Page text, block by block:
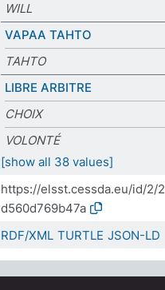
WILL
VAPAA TAHTO
TAHTO
LIBRE ARBITRE
CHOIX
VOLONTÉ
[show all 38 values]
https://elsst.cessda.eu/id/
d560d769b47a
RDF/XML TURTLE JSON-LD